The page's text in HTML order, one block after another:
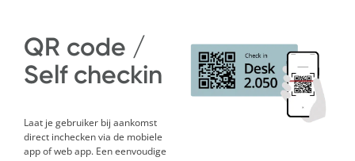
QR code /
Self checkin
Laat je gebruiker bij aankomst
direct inchecken via de mobiele
app of web app. Een eenvoudige